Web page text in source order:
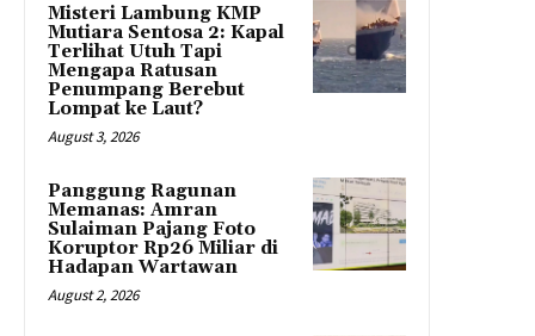
Misteri Lambung KMP
Mutiara Sentosa 2: Kapal
Terlihat Utuh Tapi
Mengapa Ratusan
Penumpang Berebut
Lompat ke Laut?
August 3, 2026
Panggung Ragunan
Memanas: Amran
Sulaiman Pajang Foto
Koruptor Rp26 Miliar di
Hadapan Wartawan
August 2, 2026